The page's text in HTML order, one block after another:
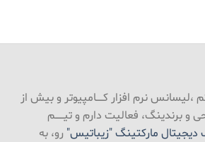
نرم افزار کـــــامپیوتر و بیش از
و برندینگ، فعالیت دارم و تیــــــم
دیجیتال مارکتینگ "زیباتیس" رو، به